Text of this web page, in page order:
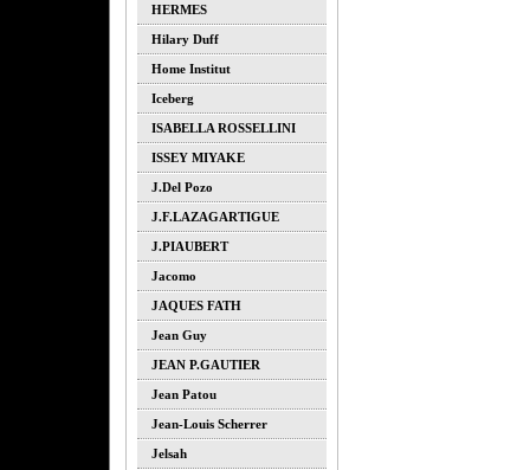
HERMES
Hilary Duff
Home Institut
Iceberg
ISABELLA ROSSELLINI
ISSEY MIYAKE
J.del Pozo
J.F.LAZAGARTIGUE
J.PIAUBERT
Jacomo
JAQUES FATH
Jean Guy
JEAN P.GAUTIER
Jean Patou
Jean-Louis Scherrer
Jelsah